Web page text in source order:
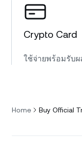
Crypto Card
ใช้จ่ายพร้อมรับ
Home Buy Official